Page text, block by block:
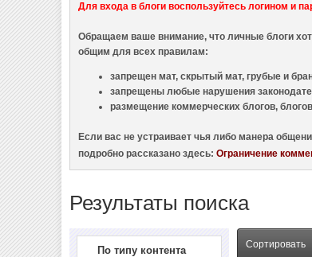
Для входа в блоги воспользуйтесь логином и
Обращаем ваше внимание, что личные блоги
общим для всех правилам:
запрещен мат, скрытый мат, грубые и
запрещены любые нарушения
размещение коммерческих блогов,
Если вас не устраивает чья либо манера
подробно рассказано здесь:Ограничение
Результаты поиска
По типу контента Сортировать